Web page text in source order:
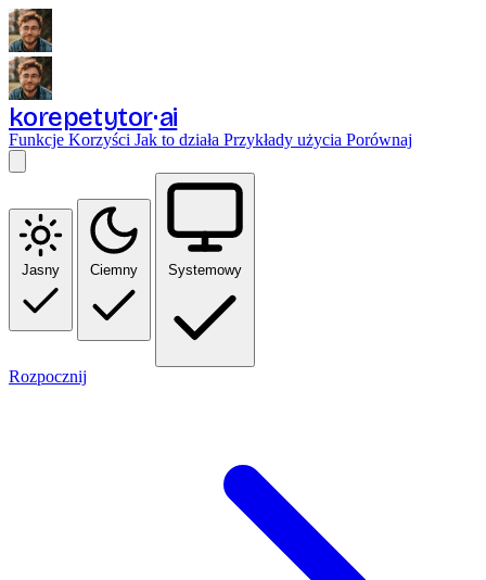
korepetytor ai
Funkcje Korzyści Jak to działa Przykłady użycia Porównaj
Jasny Ciemny Systemowy
Rozpocznij